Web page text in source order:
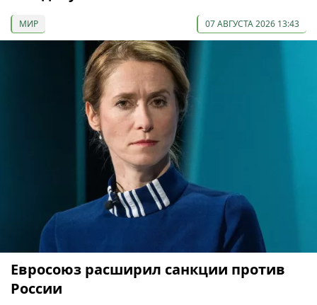
МИР 07 АВГУСТА 2026 13:43
Евросоюз расширил санкции против
России